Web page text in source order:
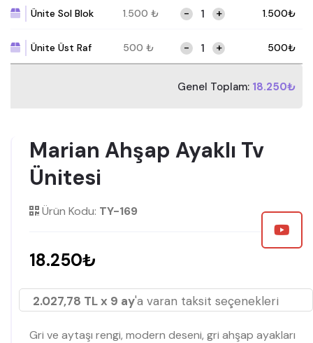
Ünite Sol Blok 1.500 ₺ - + 1.500₺
Ünite Üst Raf 500 ₺ - + 500₺
Genel Toplam: 18.250₺
Marian Ahşap Ayaklı Tv
Ünitesi
Ürün Kodu: TY-169
18.250₺
2.027,78 TL x 9 ay'a varan taksit seçenekleri
Gri ve aytaşı rengi, modern deseni, gri ahşap ayakları